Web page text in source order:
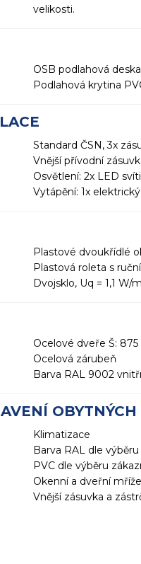
velikosti.
OSB podlahová
Podlahová krytina
Standard ČSN, 3x
Vnější přívodní
Osvětlení: 2x LED
Vytápění: 1x
Plastové dvoukřídlé
Plastová roleta s
Dvojsklo, Uq = 1,1 W/
Ocelové dveře Š:
Ocelová zárubeň
Barva RAL 9002
Klimatizace
Barva RAL dle
PVC dle výběru
Okenní a dveřní mříže
Vnější zásuvka a